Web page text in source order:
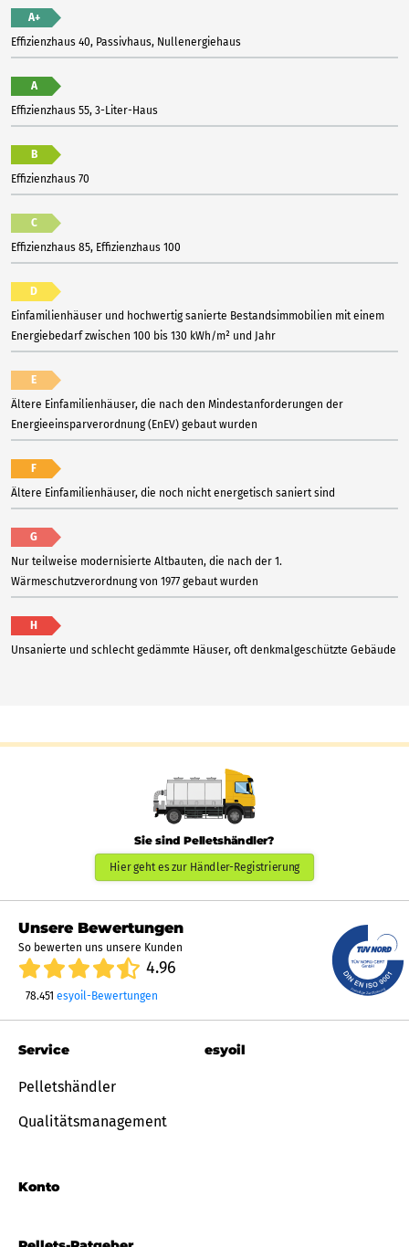
A+
Effizienzhaus 40, Passivhaus, Nullenergiehaus
A
Effizienzhaus 55, 3-Liter-Haus
B
Effizienzhaus 70
C
Effizienzhaus 85, Effizienzhaus 100
D
Einfamilienhäuser und hochwertig sanierte Bestandsimmobilien mit einem
Energiebedarf zwischen 100 bis 130 kWh/m² und Jahr
E
Ältere Einfamilienhäuser, die nach den Mindestanforderungen der
Energieeinsparverordnung (EnEV) gebaut wurden
F
Ältere Einfamilienhäuser, die noch nicht energetisch saniert sind
G
Nur teilweise modernisierte Altbauten, die nach der 1.
Wärmeschutzverordnung von 1977 gebaut wurden
H
Unsanierte und schlecht gedämmte Häuser, oft denkmalgeschützte Gebäude
Sie sind Pelletshändler?
Hier geht es zur Händler-Registrierung
Unsere Bewertungen
So bewerten uns unsere Kunden
4.96
78.451 esyoil-Bewertungen
Service
Pelletshändler
Qualitätsmanagement
Konto
esyoil